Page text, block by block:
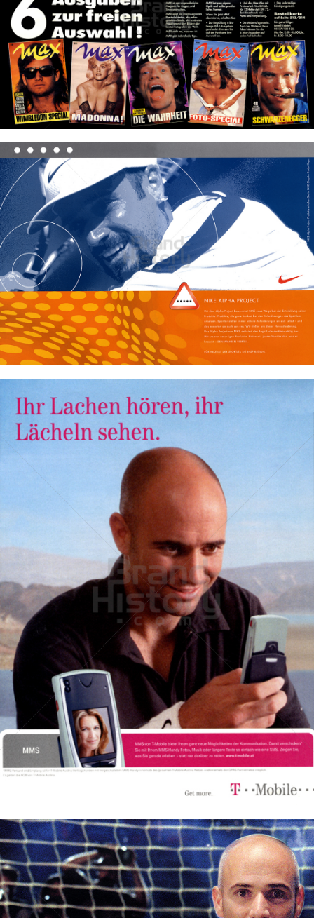
max TOMORROW FOCUS Portal GmbH 1991
Bild-ID: 32222
NIKE NIKE INC
Bild-ID: 19337
T-Mobile Austria T-Mobile Austria GmbH 2002
Bild-ID: 16619